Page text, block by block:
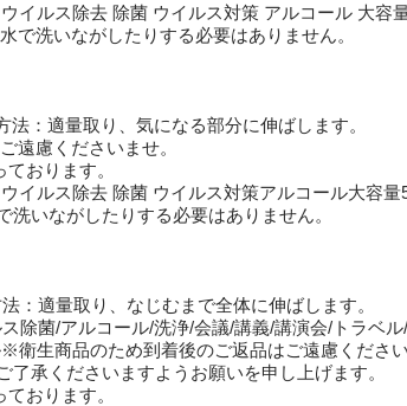
イルス除去 除菌 ウイルス対策 アルコール 大容
で洗いながしたりする必要はありません。
：適量取り、気になる部分に伸ばします。
遠慮くださいませ。
おります。
イルス除去 除菌 ウイルス対策アルコール大容
いながしたりする必要はありません。
：適量取り、なじむまで全体に伸ばします。
除菌/アルコール/洗浄/会議/講義/講演会/トラベ
生商品のため到着後のご返品はご遠慮ください
承くださいますようお願いを申し上げます。
おります。